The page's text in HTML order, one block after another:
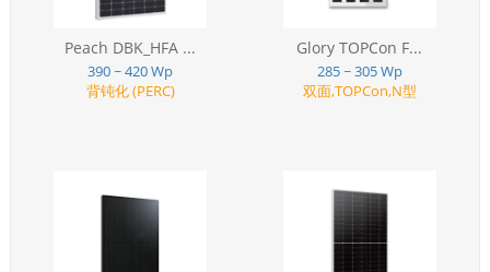
Peach DBK_HFA ...
390 ~ 420 Wp
背钝化 (PERC)
Glory TOPCon F...
285 ~ 305 Wp
双面,TOPCon,N型